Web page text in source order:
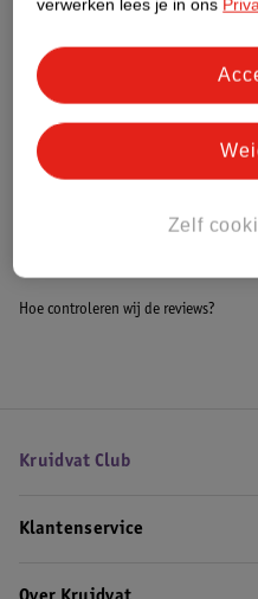
Meer
Bestel &
Hoe controleren wij de reviews?
Kruidvat Club
Klantenservice
verwerken lees je in ons
Zelf